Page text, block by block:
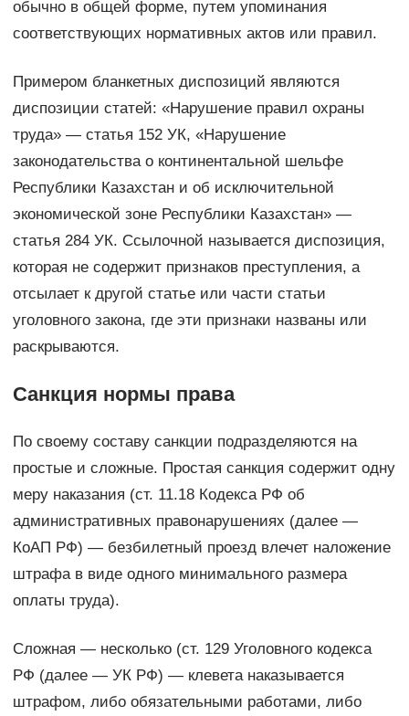
обычно в общей форме, путем упоминания
соответствующих нормативных актов или правил.
Примером бланкетных диспозиций являются
диспозиции статей: «Нарушение правил охраны
труда» — статья 152 УК, «Нарушение
законодательства о континентальной шельфе
Республики Казахстан и об исключительной
экономической зоне Республики Казахстан» —
статья 284 УК. Ссылочной называется диспозиция,
которая не содержит признаков преступления, а
отсылает к другой статье или части статьи
уголовного закона, где эти признаки названы или
раскрываются.
Санкция нормы права
По своему составу санкции подразделяются на
простые и сложные. Простая санкция содержит одну
меру наказания (ст. 11.18 Кодекса РФ об
административных правонарушениях (далее —
КоАП РФ) — безбилетный проезд влечет наложение
штрафа в виде одного минимального размера
оплаты труда).
Сложная — несколько (ст. 129 Уголовного кодекса
РФ (далее — УК РФ) — клевета наказывается
штрафом, либо обязательными работами, либо